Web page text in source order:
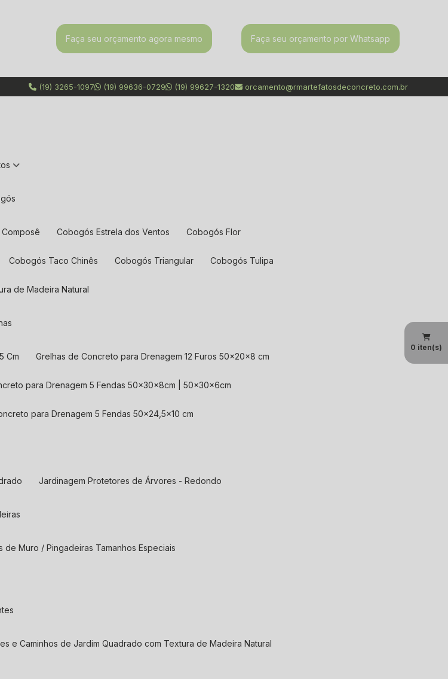
Faça seu orçamento agora mesmo Faça seu orçamento por Whatsapp
(19) 3265-1097 (19) 99636-0729 (19) 99627-1320 orcamento@rmartefatosdeconcreto.com.br
Composê Cobogós Estrela dos Ventos Cobogós Flor
Cobogós Taco Chinês Cobogós Triangular Cobogós Tulipa
de Madeira Natural
Cm Grelhas de Concreto para Drenagem 12 Furos 50x20x8 cm
para Drenagem 5 Fendas 50x30x8cm | 50x30x6cm
para Drenagem 5 Fendas 50×24,5×10 cm
Jardinagem Protetores de Árvores - Redondo
de Muro / Pingadeiras Tamanhos Especiais
e Caminhos de Jardim Quadrado com Textura de Madeira Natural
0 iten(s)